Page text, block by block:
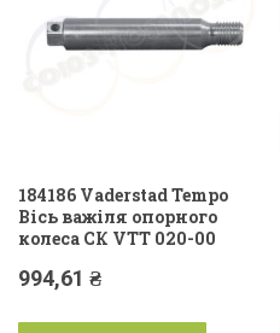
184186 Vaderstad Tempo
Вісь важіля опорного
колеса СК VTT 020-00
994,61 ₴